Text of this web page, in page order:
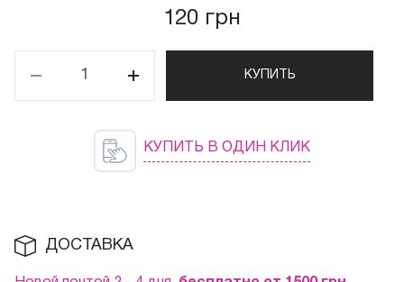
120 грн
КУПИТЬ
КУПИТЬ В ОДИН КЛИК
ДОСТАВКА